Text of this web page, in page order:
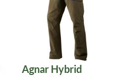
Agnar Hybrid